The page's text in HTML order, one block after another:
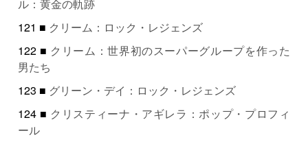
ル：黄金の軌跡
121 ■ クリーム：ロック・レジェンズ
122 ■ クリーム：世界初のスーパーグループを作った
男たち
123 ■ グリーン・デイ：ロック・レジェンズ
124 ■ クリスティーナ・アギレラ：ポップ・プロフィ
ール